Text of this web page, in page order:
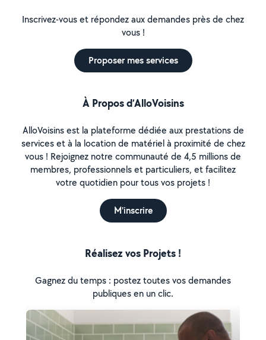
Inscrivez-vous et répondez aux demandes près de chez
vous !
Proposer mes services
À Propos d’AlloVoisins
AlloVoisins est la plateforme dédiée aux prestations de
services et à la location de matériel à proximité de chez
vous ! Rejoignez notre communauté de 4,5 millions de
membres, professionnels et particuliers, et facilitez
votre quotidien pour tous vos projets !
M'inscrire
Réalisez vos Projets !
Gagnez du temps : postez toutes vos demandes
publiques en un clic.